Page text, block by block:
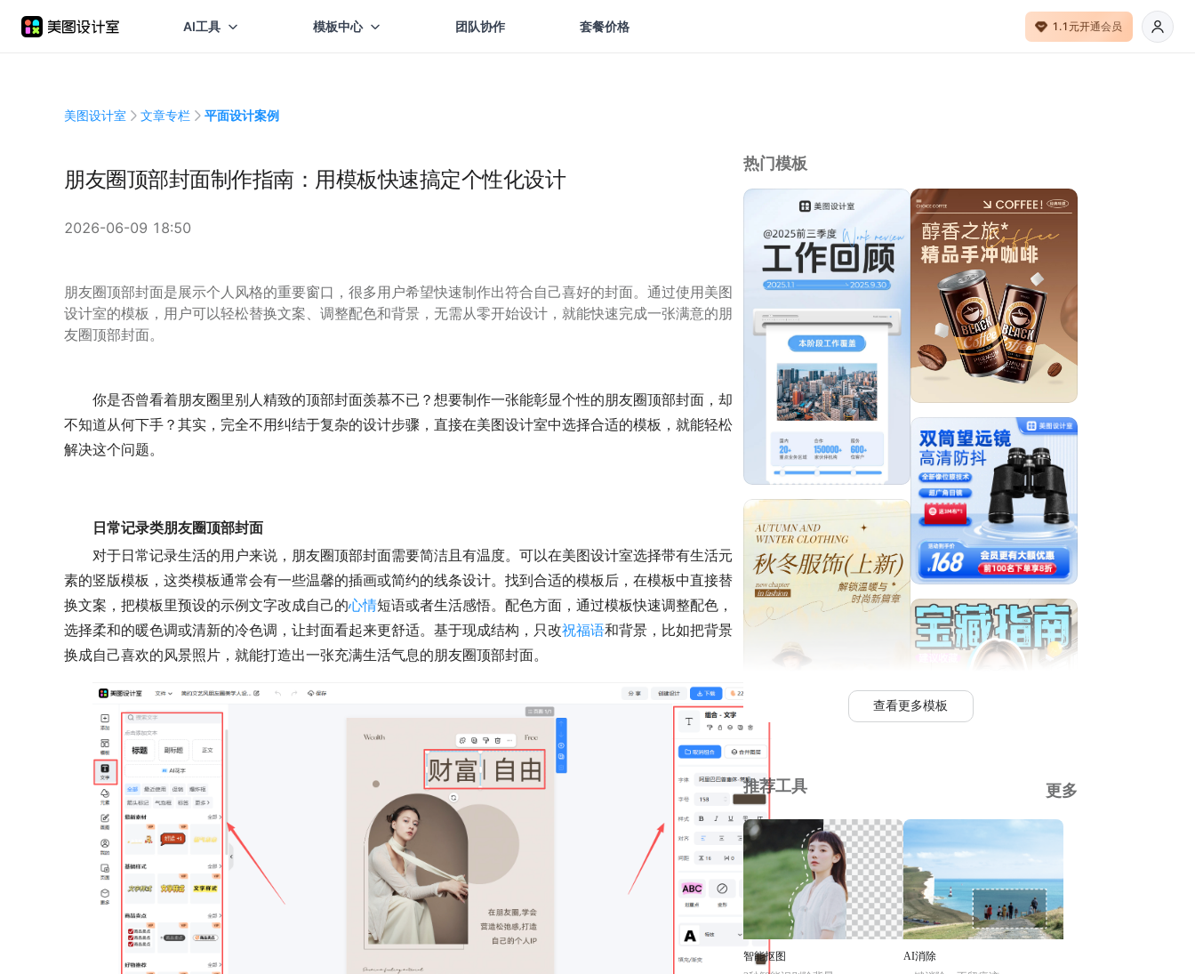
AI工具 模板中心 团队协作 套餐价格 1.1元开通会员
美图设计室 文章专栏 平面设计案例
朋友圈顶部封面制作指南：用模板快速搞定个性化设计
2026-06-09 18:50
朋友圈顶部封面是展示个人风格的重要窗口，很多用户希望快速制作出符合自己喜好的封面。通过使用美图
设计室的模板，用户可以轻松替换文案、调整配色和背景，无需从零开始设计，就能快速完成一张满意的朋
友圈顶部封面。
你是否曾看着朋友圈里别人精致的顶部封面羡慕不已？想要制作一张能彰显个性的朋友圈顶部封面，却
不知道从何下手？其实，完全不用纠结于复杂的设计步骤，直接在美图设计室中选择合适的模板，就能轻松
解决这个问题。
日常记录类朋友圈顶部封面
对于日常记录生活的用户来说，朋友圈顶部封面需要简洁且有温度。可以在美图设计室选择带有生活元
素的竖版模板，这类模板通常会有一些温馨的插画或简约的线条设计。找到合适的模板后，在模板中直接替
换文案，把模板里预设的示例文字改成自己的心情短语或者生活感悟。配色方面，通过模板快速调整配色，
选择柔和的暖色调或清新的冷色调，让封面看起来更舒适。基于现成结构，只改祝福语和背景，比如把背景
换成自己喜欢的风景照片，就能打造出一张充满生活气息的朋友圈顶部封面。
热门模板
查看更多模板
推荐工具 更多
智能抠图
AI消除